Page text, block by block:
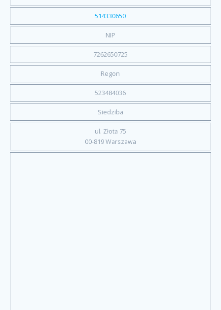
514330650
NIP
7262650725
Regon
523484036
Siedziba
ul. Złota 75
00-819 Warszawa